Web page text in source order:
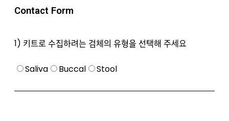
Contact Form
1) 키트로 수집하려는 검체의 유형을 선택해 주세요
Saliva Buccal Stool